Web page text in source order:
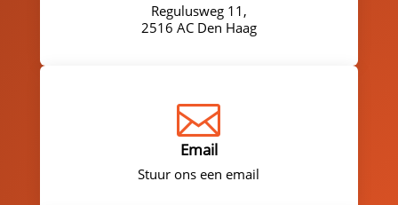
Regulusweg 11,
2516 AC Den Haag

Email
Stuur ons een email